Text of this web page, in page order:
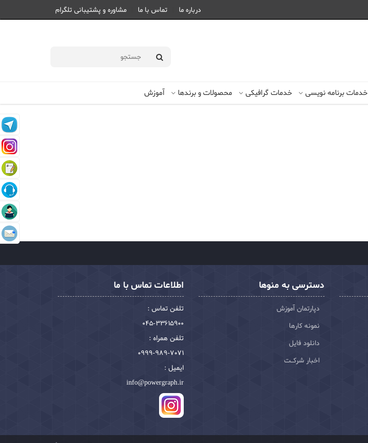
درباره ما تماس با ما مشاوره و پشتیبانی تلگرام
خدمات برنامه نویسی خدمات گرافیکی محصولات و برندها آموزش
دسترسی به منوها
دپارتمان آموزش
نمونه کارها
دانلود فایل
اخبار شرکـت
اطلاعات تماس با ما
تلفن تماس :
045-33615900
تلفن همراه :
0999-989-7071
ایمیل :
info@powergraph.ir